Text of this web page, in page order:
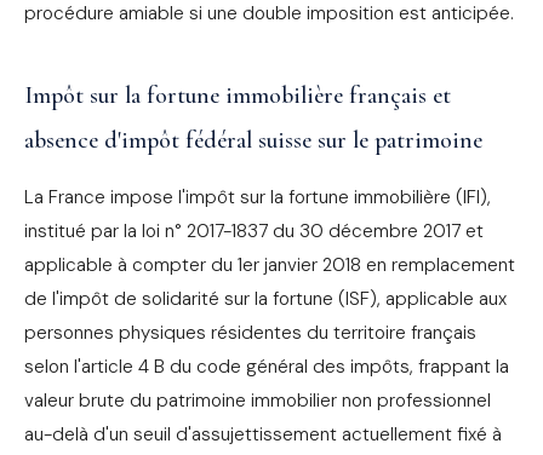
procédure amiable si une double imposition est anticipée.
Impôt sur la fortune immobilière français et
absence d'impôt fédéral suisse sur le patrimoine
La France impose l'impôt sur la fortune immobilière (IFI),
institué par la loi n° 2017-1837 du 30 décembre 2017 et
applicable à compter du 1er janvier 2018 en remplacement
de l'impôt de solidarité sur la fortune (ISF), applicable aux
personnes physiques résidentes du territoire français
selon l'article 4 B du code général des impôts, frappant la
valeur brute du patrimoine immobilier non professionnel
au-delà d'un seuil d'assujettissement actuellement fixé à